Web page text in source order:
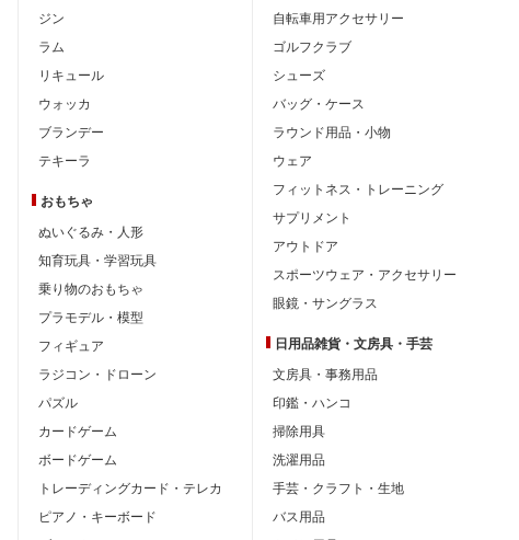
ジン
ラム
リキュール
ウォッカ
ブランデー
テキーラ
おもちゃ
ぬいぐるみ・人形
知育玩具・学習玩具
乗り物のおもちゃ
プラモデル・模型
フィギュア
ラジコン・ドローン
パズル
カードゲーム
ボードゲーム
トレーディングカード・テレカ
ピアノ・キーボード
自転車用アクセサリー
ゴルフクラブ
シューズ
バッグ・ケース
ラウンド用品・小物
ウェア
フィットネス・トレーニング
サプリメント
アウトドア
スポーツウェア・アクセサリー
眼鏡・サングラス
日用品雑貨・文房具・手芸
文房具・事務用品
印鑑・ハンコ
掃除用具
洗濯用品
手芸・クラフト・生地
バス用品